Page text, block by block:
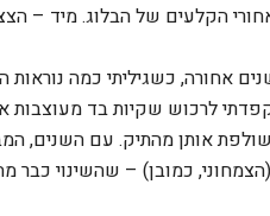
הקלעים של הבלוג. מיד –
בואו נחזור רגע 20 שנים אחורה, כשגיליתי
לרכוש שקיות בד מעוצבות
אותן מהתיק. עם השנים,
כמובן) – שהשינוי כבר